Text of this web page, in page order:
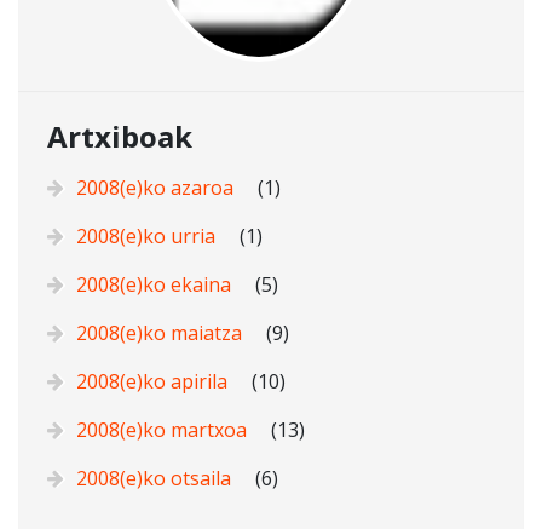
Artxiboak
2008(e)ko azaroa
(1)
2008(e)ko urria
(1)
2008(e)ko ekaina
(5)
2008(e)ko maiatza
(9)
2008(e)ko apirila
(10)
2008(e)ko martxoa
(13)
2008(e)ko otsaila
(6)